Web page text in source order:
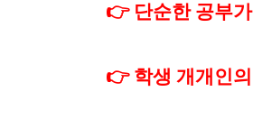
👉 단순한 공부
👉 학생 개개인